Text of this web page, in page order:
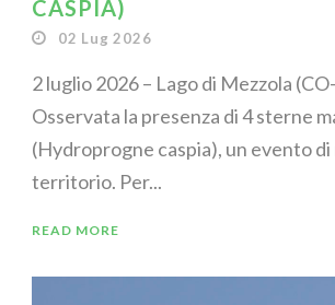
CASPIA)
02 Lug 2026
2 luglio 2026 – Lago di Mezzola
Osservata la presenza di 4 sterne
(Hydroprogne caspia), un evento
territorio. Per...
READ MORE